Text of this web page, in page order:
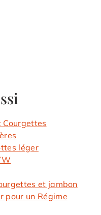
Courgettes
léger
et jambon
pour un Régime